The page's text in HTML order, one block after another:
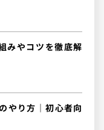
みやコツを徹底解
やり方｜初心者向